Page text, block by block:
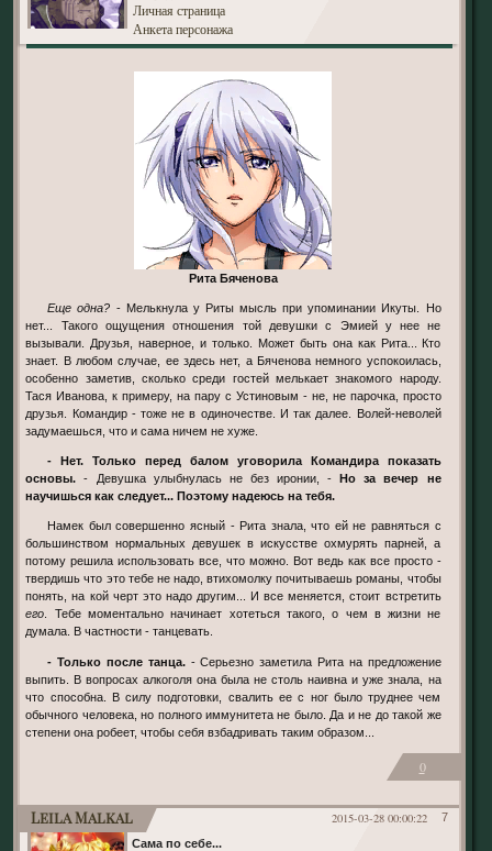
Личная страница
Анкета персонажа
Рита Бяченова
Еще одна? - Мелькнула у Риты мысль при упоминании Икуты. Но
нет... Такого ощущения отношения той девушки с Эмией у нее не
вызывали. Друзья, наверное, и только. Может быть она как Рита... Кто
знает. В любом случае, ее здесь нет, а Бяченова немного успокоилась,
особенно заметив, сколько среди гостей мелькает знакомого народу.
Тася Иванова, к примеру, на пару с Устиновым - не, не парочка, просто
друзья. Командир - тоже не в одиночестве. И так далее. Волей-неволей
задумаешься, что и сама ничем не хуже.
- Нет. Только перед балом уговорила Командира показать
основы. - Девушка улыбнулась не без иронии, -Но за вечер не
научишься как следует... Поэтому надеюсь на тебя.
Намек был совершенно ясный - Рита знала, что ей не равняться с
большинством нормальных девушек в искусстве охмурять парней, а
потому решила использовать все, что можно. Вот ведь как все просто -
твердишь что это тебе не надо, втихомолку почитываешь романы, чтобы
понять, на кой черт это надо другим... И все меняется, стоит встретить
его . Тебе моментально начинает хотеться такого, о чем в жизни не
думала. В частности - танцевать.
- Только после танца.- Серьезно заметила Рита на предложение
выпить. В вопросах алкоголя она была не столь наивна и уже знала, на
что способна. В силу подготовки, свалить ее с ног было труднее чем
обычного человека, но полного иммунитета не было. Да и не до такой же
степени она робеет, чтобы себя взбадривать таким образом...
0
7
2015-03-28 00:00:22
Leila Malkal
Сама по себе...